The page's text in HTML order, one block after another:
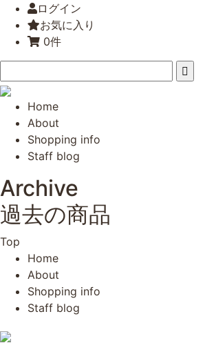
ログイン
お気に入り
0件
Home
About
Shopping info
Staff blog
Archive
過去の商品
Top
Home
About
Shopping info
Staff blog